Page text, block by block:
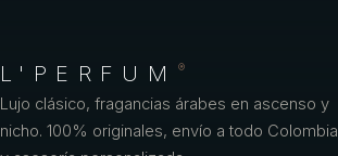
L'PERFUM ®
Lujo clásico, fragancias árabes en ascenso y
nicho. 100% originales, envío a todo Colombia